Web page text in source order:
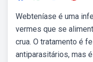
Webteníase é uma
vermes que se
crua. O tratamento é
antiparasitários, mas